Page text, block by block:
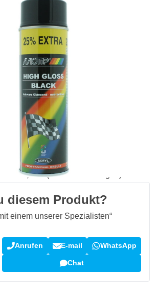
Spraydose 500ml
In den Warenkorb
heute versendet
ab 50,- €
4,58/5(7.111 Bewertungen)
diesem Produkt?
einem unserer Spezialisten“
Anrufen E-mail WhatsApp
Chat